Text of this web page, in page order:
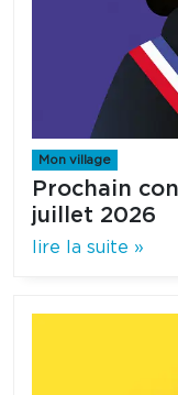
Mon village
Prochain
juillet 2026
lire la suite »